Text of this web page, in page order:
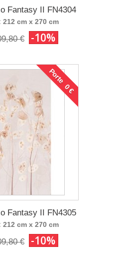
Fantasy II FN4304
cm x 270 cm
€ -10%
Porte 0 €
Fantasy II FN4305
cm x 270 cm
€ -10%